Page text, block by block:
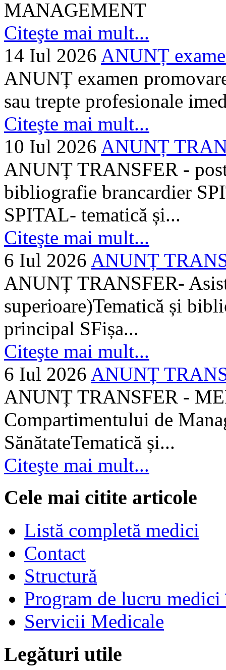
MANAGEMENT
Citeşte mai mult...
14 Iul 2026 ANUNȚ
ANUNȚ examen
sau trepte profesionale
Citeşte mai mult...
10 Iul 2026 ANUNȚ
ANUNȚ TRANSFER -
bibliografie brancardier
SPITAL- tematică și...
Citeşte mai mult...
6 Iul 2026 ANUNȚ
ANUNȚ TRANSFER-
superioare)Tematică și
principal SFișa...
Citeşte mai mult...
6 Iul 2026 ANUNȚ
ANUNȚ TRANSFER -
Compartimentului de
SănătateTematică și...
Citeşte mai mult...
Cele mai citite articole
Listă completă medici
Contact
Structură
Program de lucru
Servicii Medicale
Legături utile